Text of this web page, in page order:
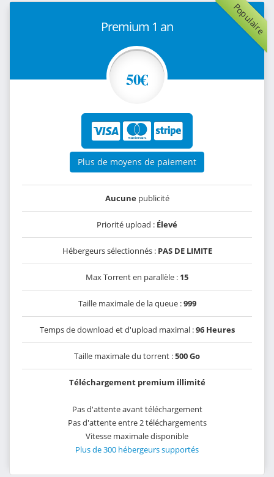
Populaire
Premium 1 an
50€
Plus de moyens de paiement
Aucunepublicité
Priorité upload : Élevé
Hébergeurs sélectionnés : PAS DE LIMITE
Max Torrent en parallèle : 15
Taille maximale de la queue :999
Temps de download et d'upload maximal :96 Heures
Taille maximale du torrent :500 Go
Téléchargement premium illimité
Pas d'attente avant téléchargement
Pas d'attente entre 2 téléchargements
Vitesse maximale disponible
Plus de 300 hébergeurs supportés